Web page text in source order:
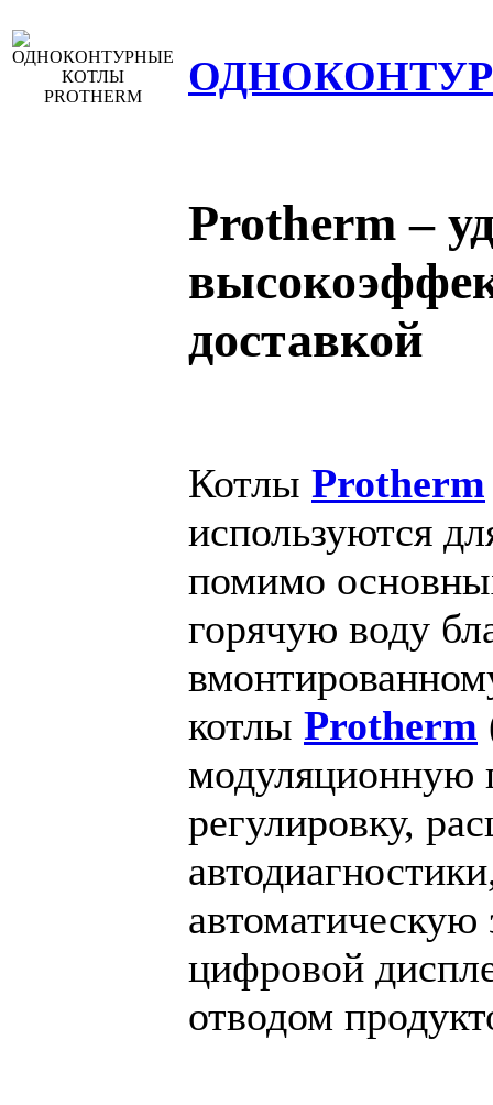
Protherm –
доставкой
Котлы Protherm
используются
помимо
горячую воду
котлы Protherm
модуляционную
регулировку,
цифровой
отводом